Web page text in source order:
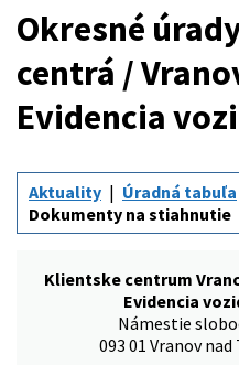
Okresné
centrá /
Evidencia
Aktuality
Úradná tabuľa
Dokumenty na stiahnutie
Klientske centrum
Evidencia
Námestie
093 01 Vranov